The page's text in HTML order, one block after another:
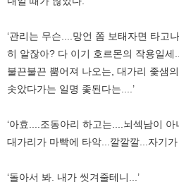
‘관리는 무슨....망언 쫌 보태자면 타고
히 알잖아? 다 이기 호르몬의 작용일
불끈불끈 뿜어져 나오는, 대가리 좇샘
솟았다가는 일명 좇된다는....’
‘아효....조동아리 하고는....뇌섹남이
대가리가 마빡에 타악...깔깔깔...자기
‘돌아서 봐. 내가 씻겨줄테니...’